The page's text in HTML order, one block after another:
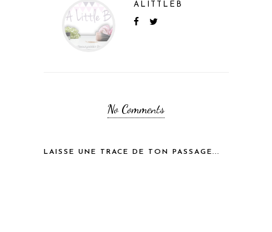
ALITTLEB
No Comments
LAISSE UNE TRACE DE TON PASSAGE...